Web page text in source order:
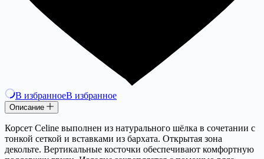
В избранноеВ избранное
Описание
Корсет Celine выполнен из натурального шёлка в сочетании с
тонкой сеткой и вставками из бархата. Открытая зона
декольте. Вертикальные косточки обеспечивают комфортную